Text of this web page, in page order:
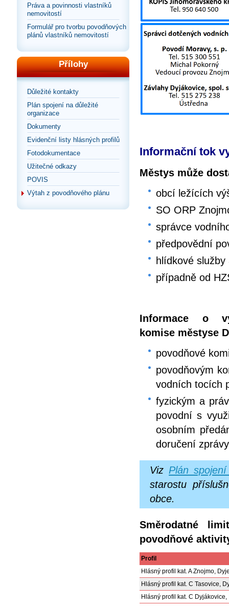
Práva a povinnosti vlastníků
nemovitostí
Formulář pro tvorbu povodňových
plánů vlastníků nemovitostí
Přílohy
Důležité kontakty
Plán spojení na důležité
organizace
Dokumenty
Evidenční listy hlásných profilů
Fotodokumentace
Užitečné odkazy
POVIS
Výtah z povodňového plánu
Informační tok
Městys může
obcí ležících
SO ORP
správce
předpovědní
hlídkové
případně od
Informace o
komise městyse
povodňové
povodňovým
vodních tocích
fyzickým a
povodní s
osobním
doručení
Viz Plán
starostu
obce.
Směrodatné
povodňové
Profil
Hlásný profil kat. A Znojmo,
Hlásný profil kat. C Tasovice,
Hlásný profil kat. C Dyjákovice,